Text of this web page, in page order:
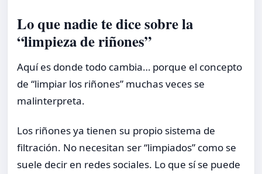
Lo que nadie te dice sobre la
“limpieza de riñones”
Aquí es donde todo cambia… porque el concepto
de “limpiar los riñones” muchas veces se
malinterpreta.
Los riñones ya tienen su propio sistema de
filtración. No necesitan ser “limpiados” como se
suele decir en redes sociales. Lo que sí se puede